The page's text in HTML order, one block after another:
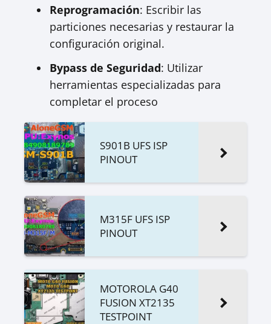
Reprogramación: Escribir las
particiones necesarias y restaurar la
configuración original.
Bypass de Seguridad: Utilizar
herramientas especializadas para
completar el proceso
S901B UFS ISP
PINOUT
M315F UFS ISP
PINOUT
MOTOROLA G40
FUSION XT2135
TESTPOINT